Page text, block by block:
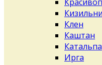
Клен
Каштан
Катальпа
Ирга